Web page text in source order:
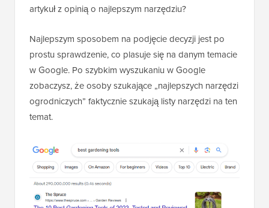
artykuł z opinią o najlepszym narzędziu?
Najlepszym sposobem na podjęcie decyzji jest po
prostu sprawdzenie, co plasuje się na danym temacie
w Google. Po szybkim wyszukaniu w Google
zobaczysz, że osoby szukające „najlepszych narzędzi
ogrodniczych” faktycznie szukają listy narzędzi na ten
temat.